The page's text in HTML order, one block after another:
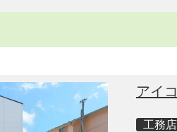
アイ
工務店